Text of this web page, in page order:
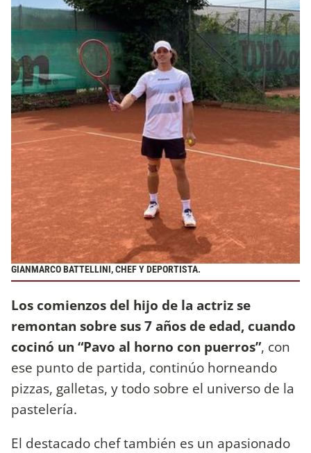
GIANMARCO BATTELLINI, CHEF Y DEPORTISTA.
Los comienzos del hijo de la actriz se
remontan sobre sus 7 años de edad, cuando
cocinó un “Pavo al horno con puerros”, con
ese punto de partida, continúo horneando
pizzas, galletas, y todo sobre el universo de la
pastelería.
El destacado chef también es un apasionado